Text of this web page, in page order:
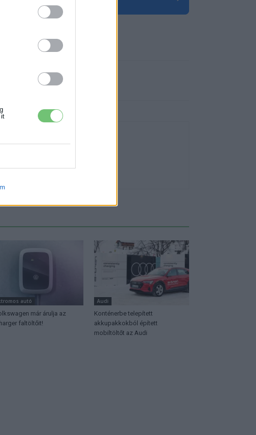
autó
már árulja az
faltöltőit!
Audi
Konténerbe telepített
akkupakkokból épített
mobiltöltőt az Audi